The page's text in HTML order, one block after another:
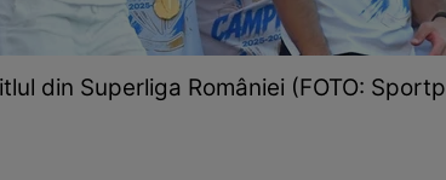
din Superliga României (FOTO: